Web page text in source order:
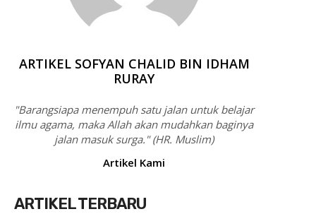
ARTIKEL SOFYAN CHALID BIN IDHAM
RURAY
"Barangsiapa menempuh satu jalan untuk belajar
ilmu agama, maka Allah akan mudahkan baginya
jalan masuk surga." (HR. Muslim)
Artikel Kami
ARTIKEL TERBARU